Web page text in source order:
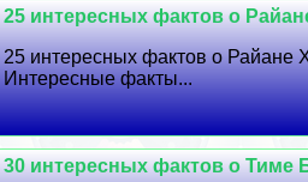
25 интересных фактов о
25 интересных фактов о Райане
Интересные факты...
30 интересных фактов о Тиме